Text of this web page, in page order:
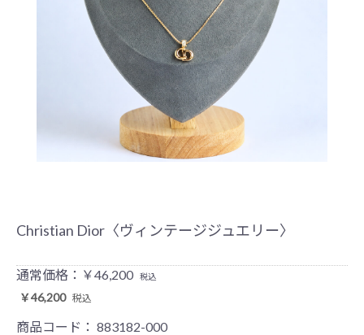
Christian Dior〈ヴィンテージジュエリー〉
通常価格：￥46,200 税込
￥46,200 税込
商品コード： 883182-000